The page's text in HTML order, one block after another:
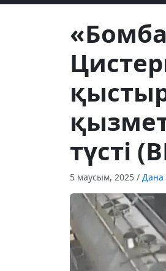
түсті
5 маусым, 2025 / Дана